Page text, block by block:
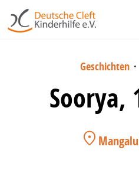
Geschichten ·
Soorya,